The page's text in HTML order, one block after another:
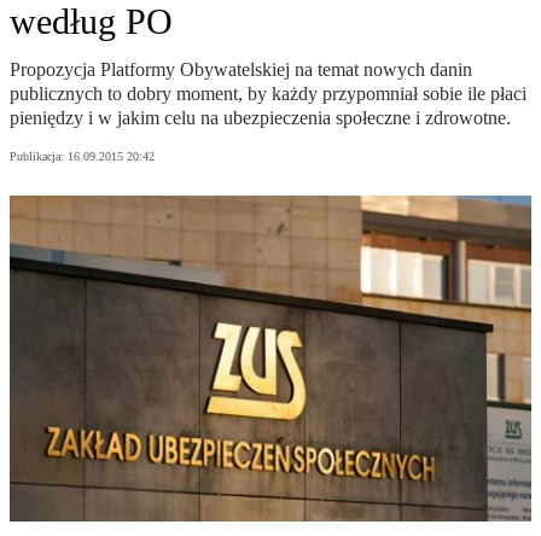
według PO
Propozycja Platformy Obywatelskiej na temat nowych danin
publicznych to dobry moment, by każdy przypomniał sobie ile płaci
pieniędzy i w jakim celu na ubezpieczenia społeczne i zdrowotne.
Publikacja: 16.09.2015 20:42